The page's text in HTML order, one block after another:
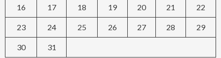
16 17 18 19 20 21 22
23 24 25 26 27 28 29
30 31